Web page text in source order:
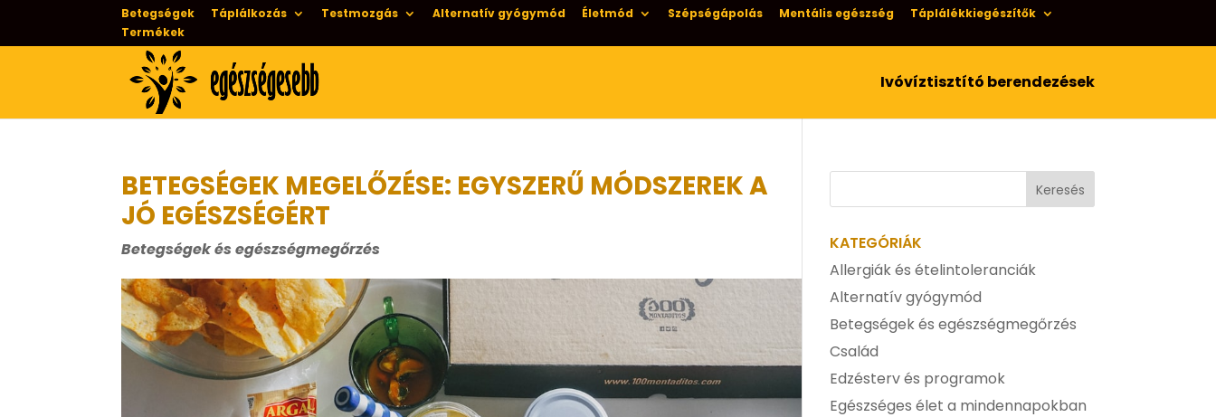
Betegségek Táplálkozás Testmozgás Alternatív gyógymód Életmód Szépségápolás Mentális egészség
Táplálékkiegészítők
Termékek
Ivóvíztisztító berendezések
BETEGSÉGEK MEGELŐZÉSE: EGYSZERŰ MÓDSZEREK A
JÓ EGÉSZSÉGÉRT
Betegségek és egészségmegőrzés
KATEGÓRIÁK
Allergiák és ételintoleranciák
Alternatív gyógymód
Betegségek és egészségmegőrzés
Család
Edzésterv és programok
Egészséges élet a mindennapokban